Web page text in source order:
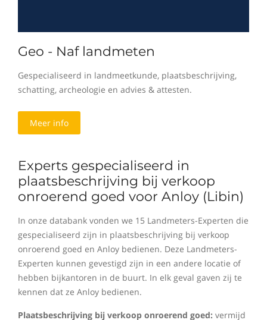
Geo - Naf landmeten
Gespecialiseerd in landmeetkunde, plaatsbeschrijving,
schatting, archeologie en advies & attesten.
Meer info
Experts gespecialiseerd in
plaatsbeschrijving bij verkoop
onroerend goed voor Anloy (Libin)
In onze databank vonden we 15 Landmeters-Experten die
gespecialiseerd zijn in plaatsbeschrijving bij verkoop
onroerend goed en Anloy bedienen. Deze Landmeters-
Experten kunnen gevestigd zijn in een andere locatie of
hebben bijkantoren in de buurt. In elk geval gaven zij te
kennen dat ze Anloy bedienen.
Plaatsbeschrijving bij verkoop onroerend goed: vermijd